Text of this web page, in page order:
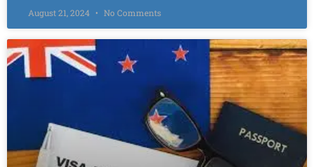
August 21, 2024 No Comments